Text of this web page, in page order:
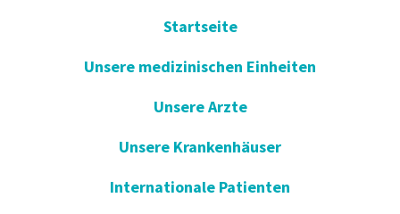
Startseite
Unsere medizinischen Einheiten
Unsere Arzte
Unsere Krankenhäuser
Internationale Patienten